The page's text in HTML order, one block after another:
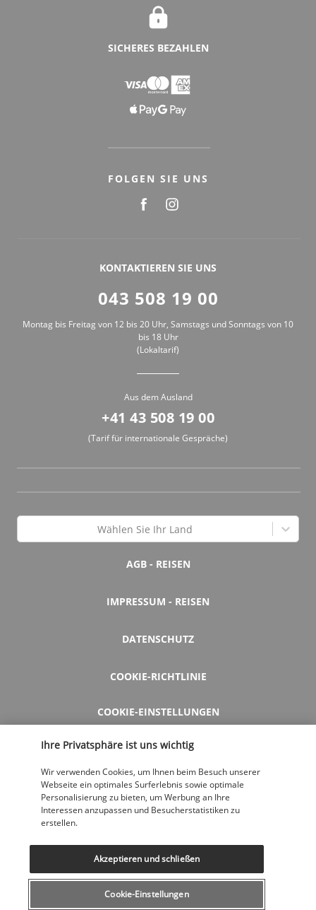
SICHERES BEZAHLEN
FOLGEN SIE UNS
KONTAKTIEREN SIE UNS
043 508 19 00
Montag bis Freitag von 12 bis 20 Uhr, Samstags und Sonntags von 10
bis 18 Uhr
(Lokaltarif)
Aus dem Ausland
+41 43 508 19 00
(Tarif für internationale Gespräche)
Wählen Sie Ihr Land
AGB - REISEN
IMPRESSUM - REISEN
DATENSCHUTZ
COOKIE-RICHTLINIE
COOKIE-EINSTELLUNGEN
HILFE UND KONTAKT
MEINE BUCHUNG STORNIEREN
BESTPREISGARANTIE
Ihre Privatsphäre ist uns wichtig
Wir verwenden Cookies, um Ihnen beim Besuch unserer
Webseite ein optimales Surferlebnis sowie optimale
Personalisierung zu bieten, um Werbung an Ihre
Interessen anzupassen und Besucherstatistiken zu
erstellen.
Cookie-Einstellungen
Akzeptieren und schließen